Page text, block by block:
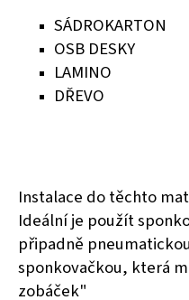
SÁDROKARTON
OSB DESKY
LAMINO
DŘEVO
Instalace do těchto
Ideální je použít
připadně
sponkovačkou, která
zobáček"